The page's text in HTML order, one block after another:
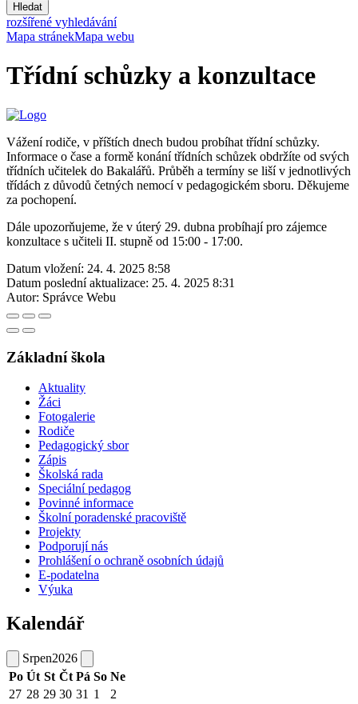
Hledat
rozšířené vyhledávání
Mapa stránekMapa webu
Třídní schůzky a konzultace
Vážení rodiče, v příštích dnech budou probíhat třídní schůzky.
Informace o čase a formě konání třídních schůzek obdržíte od svých
třídních učitelek do Bakalářů. Průběh a termíny se liší v jednotlivých
třídách z důvodů četných nemocí v pedagogickém sboru. Děkujeme
za pochopení.
Dále upozorňujeme, že v úterý 29. dubna probíhají pro zájemce
konzultace s učiteli II. stupně od 15:00 - 17:00.
Datum vložení: 24. 4. 2025 8:58
Datum poslední aktualizace: 25. 4. 2025 8:31
Autor: Správce Webu
Základní škola
Aktuality
Žáci
Fotogalerie
Rodiče
Pedagogický sbor
Zápis
Školská rada
Speciální pedagog
Povinné informace
Školní poradenské pracoviště
Projekty
Podporují nás
Prohlášení o ochraně osobních údajů
E-podatelna
Výuka
Kalendář
Srpen2026
Po Út St Čt Pá So Ne
27 28 29 30 31 1
2